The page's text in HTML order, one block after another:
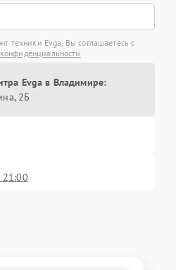
техники Evga, Вы соглашаетесь с
Evga в Владимире:
2Б
21:00